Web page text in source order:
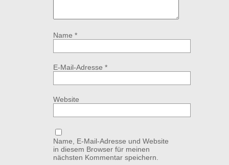
Name *
E-Mail-Adresse *
Website
Name, E-Mail-Adresse und Website
in diesem Browser für meinen
nächsten Kommentar speichern.